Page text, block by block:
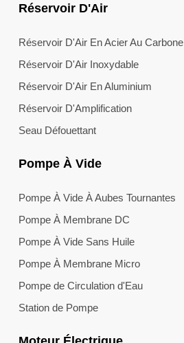
Réservoir D'Air
Réservoir D'Air En Acier Au Carbone
Réservoir D'Air Inoxydable
Réservoir D'Air En Aluminium
Réservoir D'Amplification
Seau Défouettant
Pompe À Vide
Pompe À Vide À Aubes Tournantes
Pompe À Membrane DC
Pompe À Vide Sans Huile
Pompe À Membrane Micro
Pompe de Circulation d'Eau
Station de Pompe